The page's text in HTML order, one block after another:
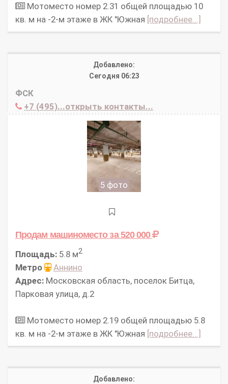
Мотоместо номер 2.31 общей площадью 10
кв. м на -2-м этаже в ЖК "Южная [подробнее...]
Добавлено:
Сегодня 06:23
ФСК
+7 (495)...открыть контакты...
5 фото
Продам машиноместоза 520 000
Площадь: 5.8 м2
Метро
Аннино
Адрес: Московская область, поселок Битца,
Парковая улица, д.2
Мотоместо номер 2.19 общей площадью 5.8
кв. м на -2-м этаже в ЖК "Южная [подробнее...]
Добавлено: